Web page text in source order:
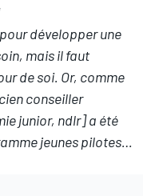
développer une
mais il faut
de soi. Or, comme
conseiller
junior, ndlr] a été
jeunes pilotes…